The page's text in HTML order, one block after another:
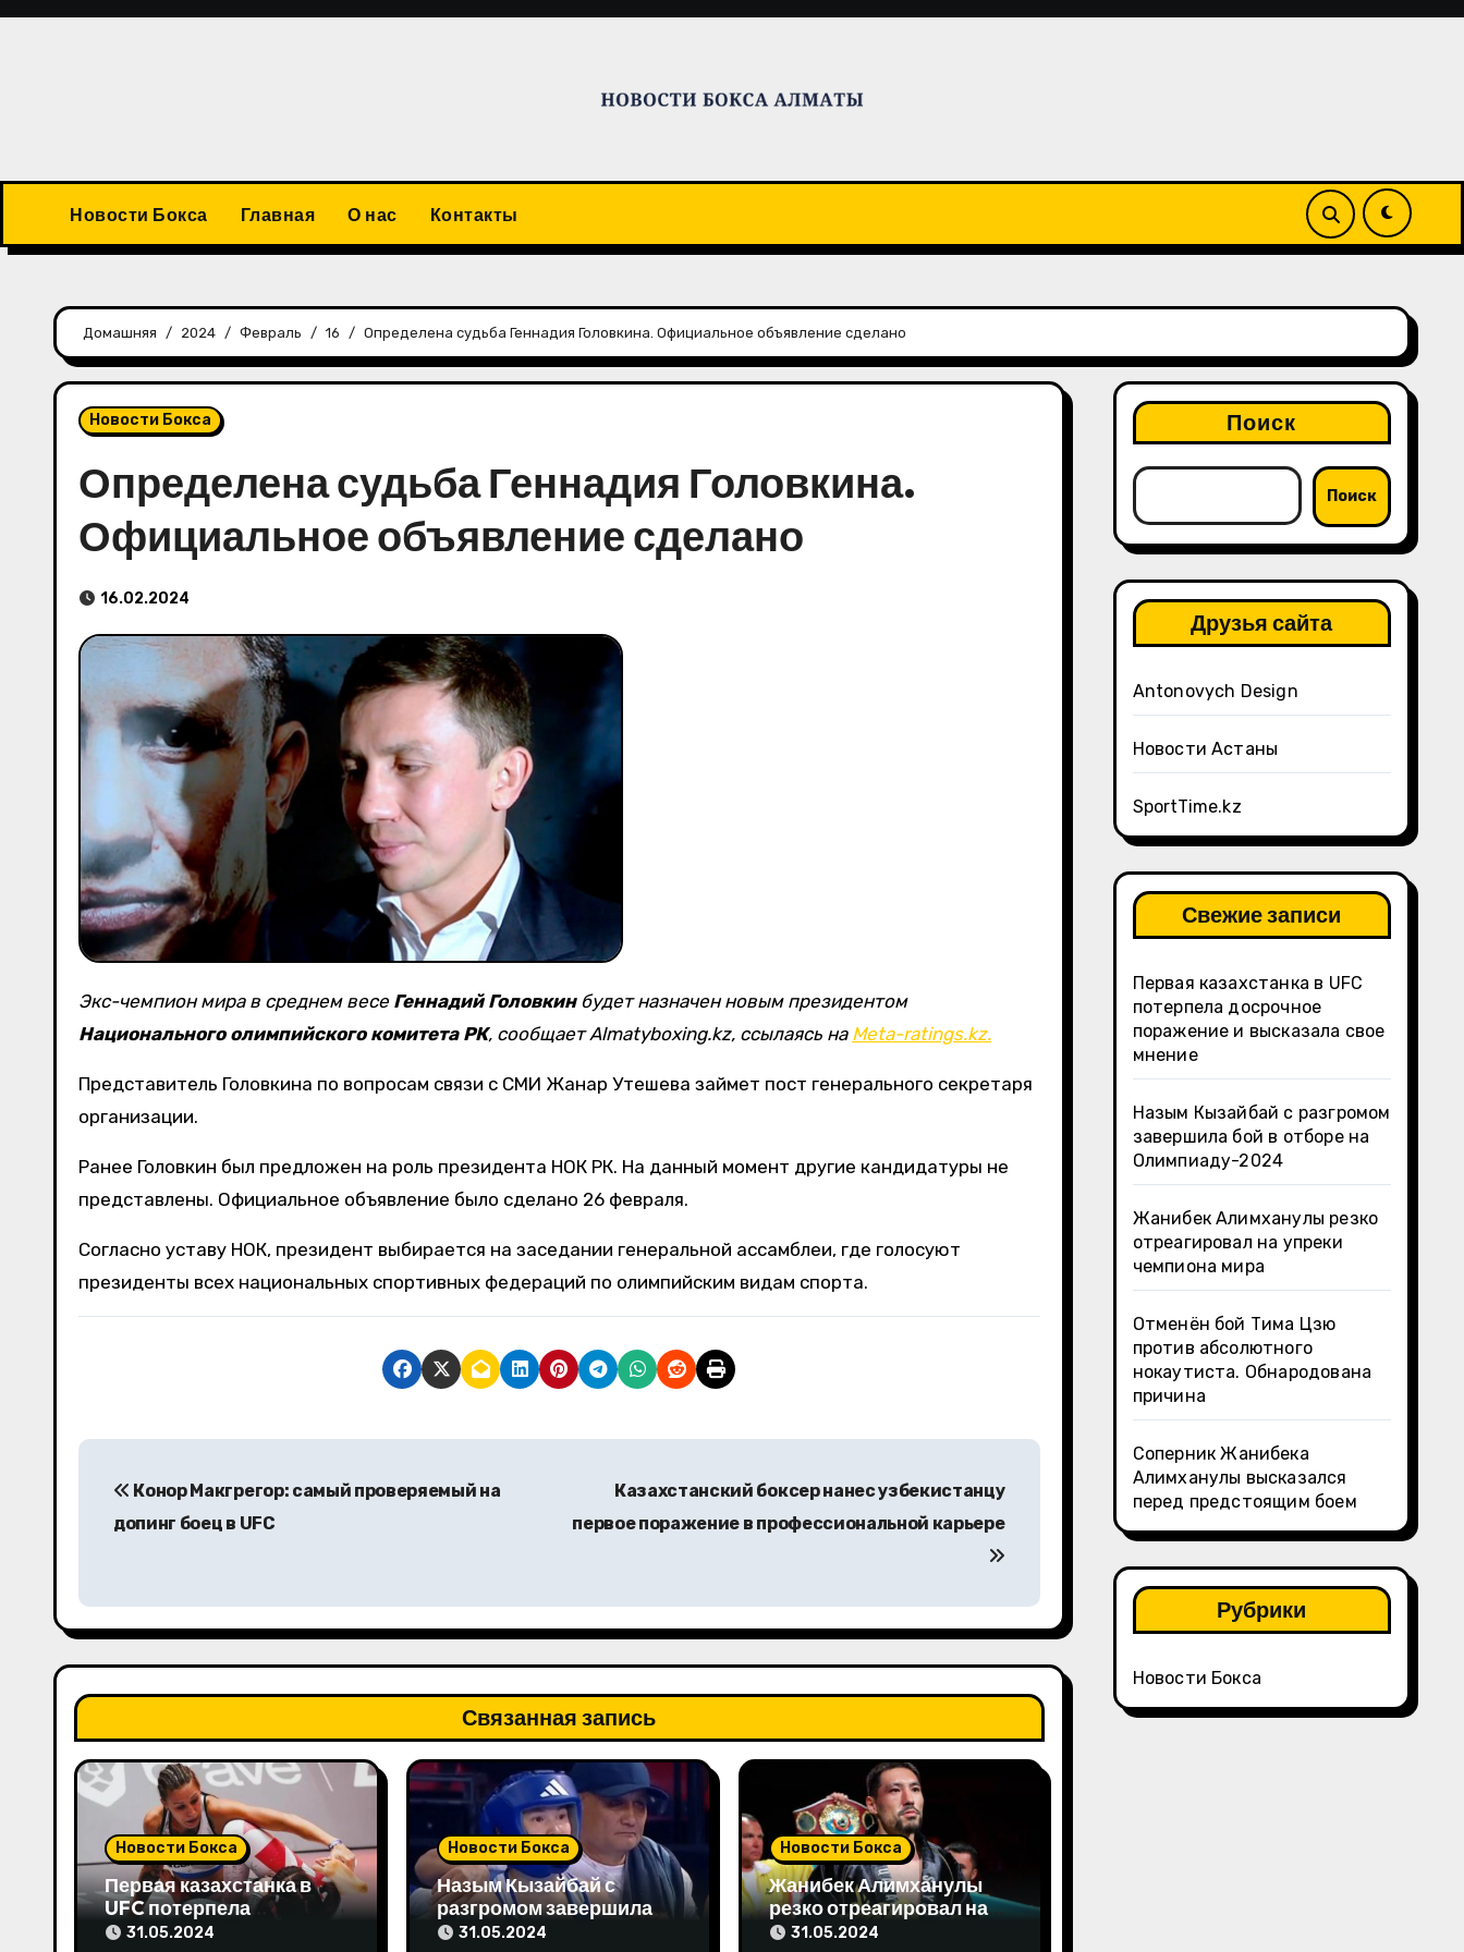
Перейти
Новости Бокса Главная О нас Контакты
Домашняя 2024 Февраль 16 Определена судьба Геннадия Головкина. Официальное объявление сделано
Новости Бокса
Определена судьба Геннадия Головкина.
Официальное объявление сделано
16.02.2024
Экс-чемпион мира в среднем весе Геннадий Головкинбудет назначен новым президентом
Национального олимпийского комитета РК, сообщает Almatyboxing.kz, ссылаясь на Meta-ratings.kz.
Представитель Головкина по вопросам связи с СМИ Жанар Утешева займет пост генерального секретаря
организации.
Ранее Головкин был предложен на роль президента НОК РК. На данный момент другие кандидатуры не
представлены. Официальное объявление было сделано 26 февраля.
Согласно уставу НОК, президент выбирается на заседании генеральной ассамблеи, где голосуют
президенты всех национальных спортивных федераций по олимпийским видам спорта.
Н
и
г
а
ц
и
я
п
о
Конор Макгрегор: самый проверяемый на
допинг боец в UFC
Казахстанский боксер нанес узбекистанцу
первое поражение в профессиональной карьере
Связанная запись
Новости Бокса
Первая казахстанка в
UFC потерпела
досрочное поражение и
31.05.2024
Новости Бокса
Назым Кызайбай с
разгромом завершила
бой в отборе на
31.05.2024
Новости Бокса
Жанибек Алимханулы
резко отреагировал на
упреки чемпиона мира
31.05.2024
Поиск
Поиск
Друзья сайта
Antonovych Design
Новости Астаны
SportTime.kz
Свежие записи
Первая казахстанка в UFC
потерпела досрочное
поражение и высказала свое
мнение
Назым Кызайбай с разгромом
завершила бой в отборе на
Олимпиаду-2024
Жанибек Алимханулы резко
отреагировал на упреки
чемпиона мира
Отменён бой Тима Цзю
против абсолютного
нокаутиста. Обнародована
причина
Соперник Жанибека
Алимханулы высказался
перед предстоящим боем
Рубрики
Новости Бокса